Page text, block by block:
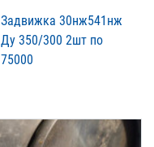
Задвижка 30нж541нж
Ду 350/300 2шт по
75000